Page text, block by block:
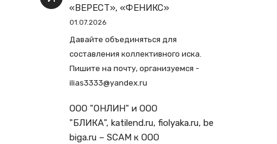
«ВЕРЕСТ», «ФЕНИКС»
01.07.2026
Давайте объединяться для
составления коллективного иска.
Пишите на почту, организуемся -
ilias3333@yandex.ru
ООО "ОНЛИН" и ООО
"БЛИКА", katilend.ru, fiolyaka.ru, be
biga.ru – SCAMк ООО